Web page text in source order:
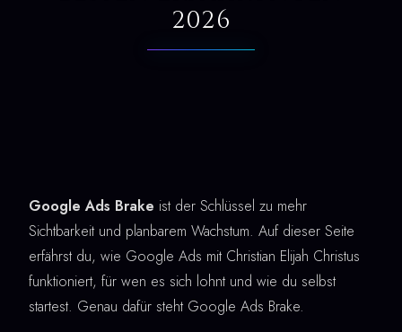
2026
Google Ads Brake ist der Schlüssel zu mehr
Sichtbarkeit und planbarem Wachstum. Auf dieser Seite
erfährst du, wie Google Ads mit Christian Elijah Christus
funktioniert, für wen es sich lohnt und wie du selbst
startest. Genau dafür steht Google Ads Brake.